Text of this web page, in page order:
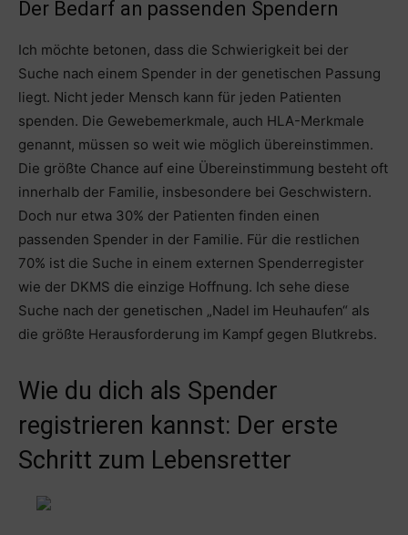
Der Bedarf an passenden Spendern
Ich möchte betonen, dass die Schwierigkeit bei der
Suche nach einem Spender in der genetischen Passung
liegt. Nicht jeder Mensch kann für jeden Patienten
spenden. Die Gewebemerkmale, auch HLA-Merkmale
genannt, müssen so weit wie möglich übereinstimmen.
Die größte Chance auf eine Übereinstimmung besteht oft
innerhalb der Familie, insbesondere bei Geschwistern.
Doch nur etwa 30% der Patienten finden einen
passenden Spender in der Familie. Für die restlichen
70% ist die Suche in einem externen Spenderregister
wie der DKMS die einzige Hoffnung. Ich sehe diese
Suche nach der genetischen „Nadel im Heuhaufen“ als
die größte Herausforderung im Kampf gegen Blutkrebs.
Wie du dich als Spender
registrieren kannst: Der erste
Schritt zum Lebensretter